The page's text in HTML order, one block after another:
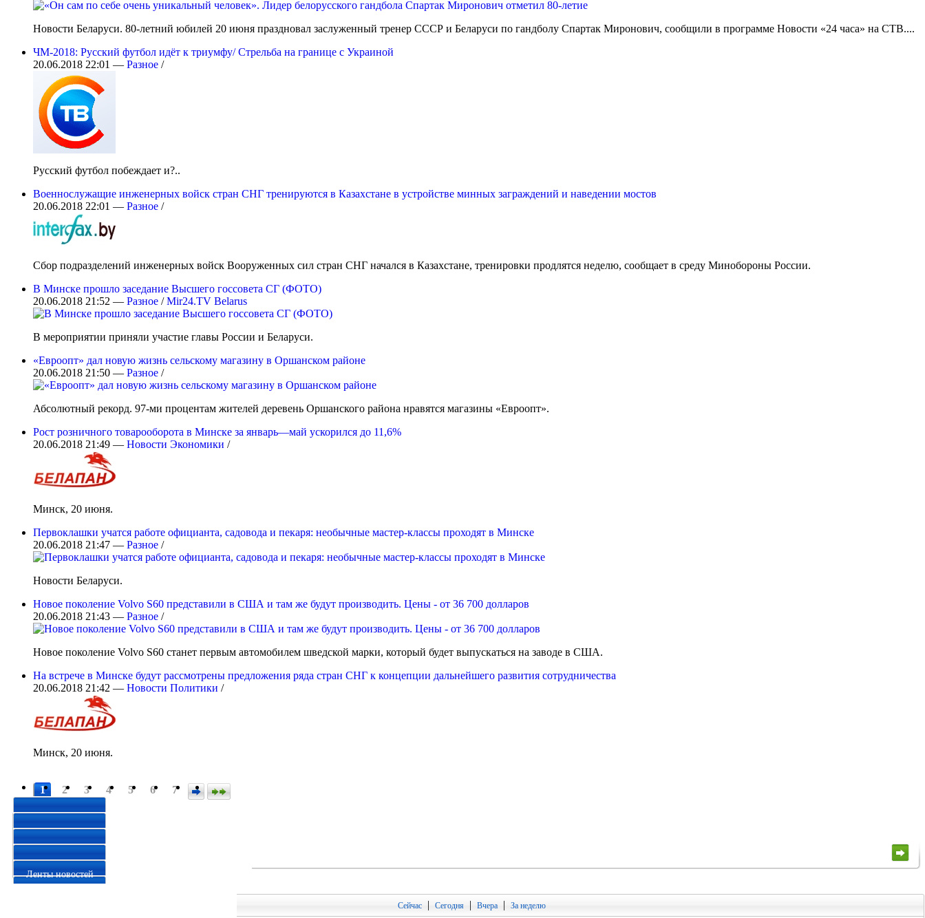
Новости Беларуси. 80-летний юбилей 20 июня праздновал заслуженный тренер СССР и Беларуси по гандболу Спартак Миронович, сообщили в программе Новости «24 часа» на СТВ....
ЧМ-2018: Русский футбол идёт к триумфу/ Стрельба на границе с Украиной
20.06.2018 22:01 — Разное /
Русский футбол побеждает и?..
Военнослужащие инженерных войск стран СНГ тренируются в Казахстане в устройстве минных заграждений и наведении мостов
20.06.2018 22:01 — Разное /
Сбор подразделений инженерных войск Вооруженных сил стран СНГ начался в Казахстане, тренировки продлятся неделю, сообщает в среду Минобороны России.
В Минске прошло заседание Высшего госсовета СГ (ФОТО)
20.06.2018 21:52 — Разное /Mir24.TV Belarus
В мероприятии приняли участие главы России и Беларуси.
«Евроопт» дал новую жизнь сельскому магазину в Оршанском районе
20.06.2018 21:50 — Разное /
​Абсолютный рекорд. 97-ми процентам жителей деревень Оршанского района нравятся магазины «Евроопт».
Рост розничного товарооборота в Минске за январь—май ускорился до 11,6%
20.06.2018 21:49 — Новости Экономики /
Минск, 20 июня.
Первоклашки учатся работе официанта, садовода и пекаря: необычные мастер-классы проходят в Минске
20.06.2018 21:47 — Разное /
Новости Беларуси.
Новое поколение Volvo S60 представили в США и там же будут производить. Цены - от 36 700 долларов
20.06.2018 21:43 — Разное /
Новое поколение Volvo S60 станет первым автомобилем шведской марки, который будет выпускаться на заводе в США.
На встрече в Минске будут рассмотрены предложения ряда стран СНГ к концепции дальнейшего развития сотрудничества
20.06.2018 21:42 — Новости Политики /
Минск, 20 июня.
1 2 3 4 5 6 7
19.06.2018
21.06.2018
Ленты новостей
Сейчас | Сегодня | Вчера | За неделю